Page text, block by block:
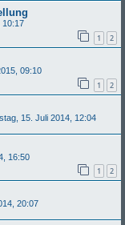
10:17
1 2
09:10
1 2
15. Juli 2014, 12:04
16:50
1 2
20:07